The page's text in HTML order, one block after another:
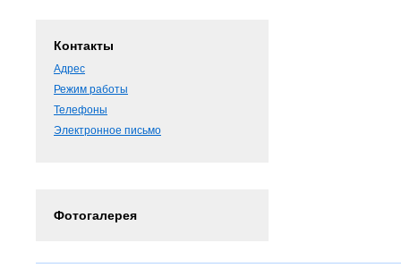
Контакты
Адрес
Режим работы
Телефоны
Электронное письмо
Фотогалерея